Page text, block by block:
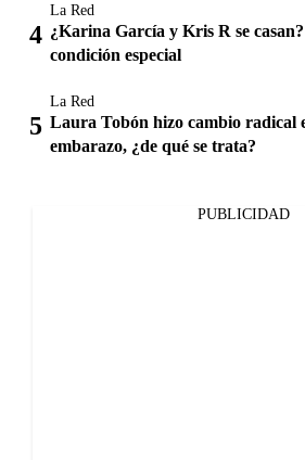
La Red
¿Karina García y Kris R se
condición especial
La Red
Laura Tobón hizo cambio radical
embarazo, ¿de qué se trata?
PUBLICIDAD